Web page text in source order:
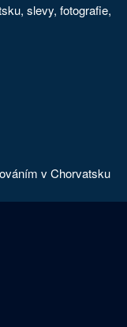
slevy, fotografie,
v Chorvatsku